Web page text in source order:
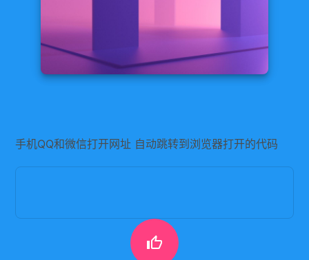
手机QQ和微信打开网址 自动跳转到浏览器打开的代码
